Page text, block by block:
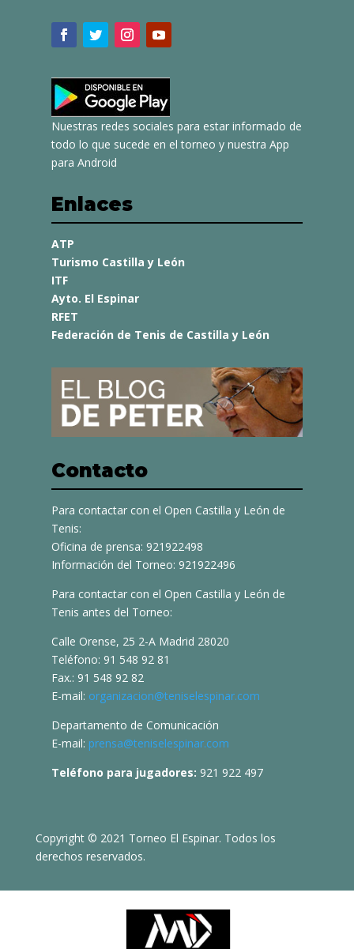
Nuestras redes sociales para estar informado de
todo lo que sucede en el torneo y nuestra App
para Android
Enlaces
ATP
Turismo Castilla y León
ITF
Ayto. El Espinar
RFET
Federación de Tenis de Castilla y León
Contacto
Para contactar con el Open Castilla y León de
Tenis:
Oficina de prensa: 921922498
Información del Torneo: 921922496
Para contactar con el Open Castilla y León de
Tenis antes del Torneo:
Calle Orense, 25 2-A Madrid 28020
Teléfono: 91 548 92 81
Fax.: 91 548 92 82
E-mail: organizacion@teniselespinar.com
Departamento de Comunicación
E-mail: prensa@teniselespinar.com
Teléfono para jugadores: 921 922 497
Copyright © 2021 Torneo El Espinar. Todos los
derechos reservados.